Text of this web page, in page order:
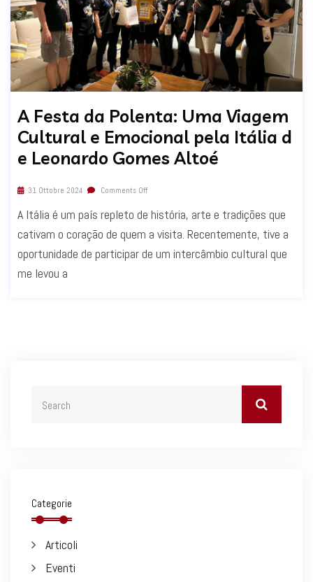
A Festa da Polenta: Uma Viagem
Cultural e Emocional pela Itália d
e Leonardo Gomes Altoé
31 Ottobre 2024 Comments Off
A Itália é um país repleto de história, arte e tradições que
cativam o coração de quem a visita. Recentemente, tive a
oportunidade de participar de um intercâmbio cultural que
me levou a
Categorie
Articoli
Eventi